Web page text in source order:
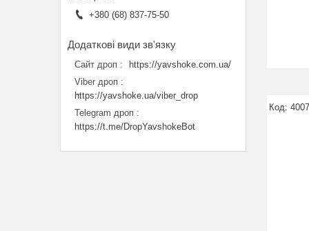
+380 (68) 837-75-50
Сайт дроп
https://yavshoke.com.ua/
Viber дроп
https://yavshoke.ua/viber_drop
Telegram дроп
https://t.me/DropYavshokeBot